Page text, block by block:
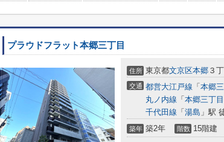
プラウドフラット本郷三丁目
住所 東京都文京区本郷 ３
交通 都営大江戸線 「 本郷
丸ノ内線 「 本郷三丁目
千代田線 「 湯島 」駅
築年 築2年 階数 15階建